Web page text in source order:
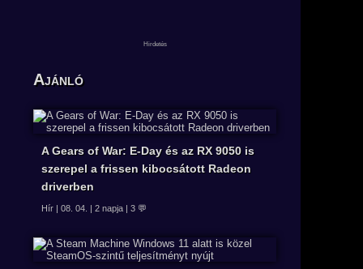
Ajánló
A Gears of War: E-Day és az RX 9050 is
szerepel a frissen kibocsátott Radeon
driverben
Hír | 08. 04. | 2 napja | 3 💬